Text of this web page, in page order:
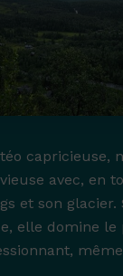
capricieuse,
avec, en
et son glacier.
elle domine le